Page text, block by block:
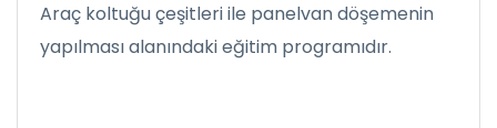
Araç koltuğu çeşitleri ile panelvan döşemenin
yapılması alanındaki eğitim programıdır.